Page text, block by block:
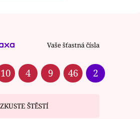
Vaše šťastná čísla
10 4 9 46 2
ZKUSTE ŠTĚSTÍ